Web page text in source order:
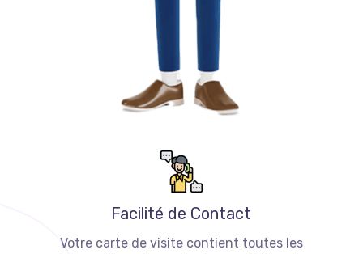
Facilité de Contact
Votre carte de visite contient toutes les